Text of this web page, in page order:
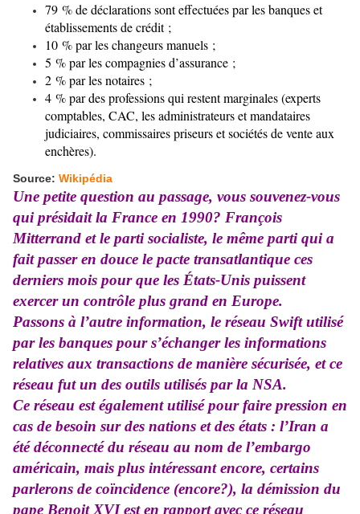
79 % de déclarations sont effectuées par lesbanqueset
établissements de crédit;
10 % par les changeurs manuels ;
5 % par lescompagnies d’assurance ;
2 % par lesnotaires ;
4 % par des professions qui restent marginales (experts
comptables, CAC, les administrateurs et mandataires
judiciaires, commissaires priseurs et sociétés de vente aux
enchères).
Source: Wikipédia
Une petite question au passage, vous souvenez-vous
qui présidait la France en 1990? François
Mitterrand et le parti socialiste, le même parti qui a
fait passer en douce le pacte transatlantique ces
derniers mois pour que les États-Unis puissent
exercer un contrôle plus grand en Europe.
Passons à l’autre information, le réseau Swift utilisé
par les banques pour s’échanger les informations
relatives aux transactions de manière sécurisée, et ce
réseau fut un des outils utilisés par la NSA.
Ce réseau est également utilisé pour faire pression en
cas de besoin sur des nations et des états : l’Iran a
été déconnecté du réseau au nom de l’embargo
américain, mais plus intéressant encore, certains
parlerons de coïncidence (encore?), la démission du
pape Benoit XVI est en rapport avec ce réseau